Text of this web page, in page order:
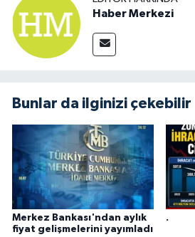
Haber Merkezi
Bunlar da ilginizi çekebilir
Merkez Bankası'ndan aylık
fiyat gelişmelerini yayımladı
.